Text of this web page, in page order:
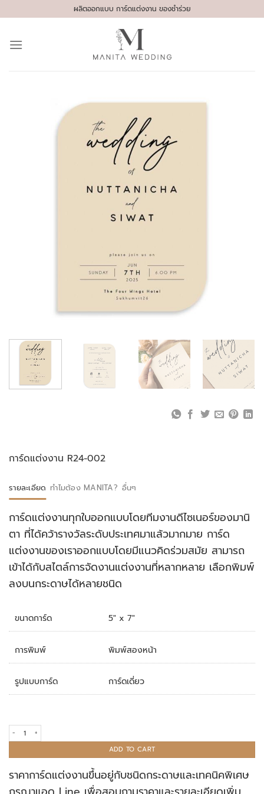
to
ผลิตออกแบบ การ์ดแต่งงาน ของชำร่วย
การ์ดแต่งงาน R24-002
รายละเอียด ทำไมต้อง MANITA? อื่นๆ
การ์ดแต่งงานทุกใบออกแบบโดยทีมงานดีไซเนอร์ของมานิ
ตา ที่ได้คว้ารางวัลระดับประเทศมาแล้วมากมาย การ์ด
แต่งงานของเราออกแบบโดยมีแนวคิดร่วมสมัย สามารถ
เข้าได้กับสไตล์การจัดงานแต่งงานที่หลากหลาย เลือกพิมพ์
ลงบนกระดาษได้หลายชนิด
ขนาดการ์ด 5" x 7"
การพิมพ์ พิมพ์สองหน้า
รูปแบบการ์ด การ์ดเดี่ยว
การ์ดแต่งงาน R24-002 quantity
ADD TO CART
ราคาการ์ดแต่งงานขึ้นอยู่กับชนิดกระดาษและเทคนิคพิเศษ